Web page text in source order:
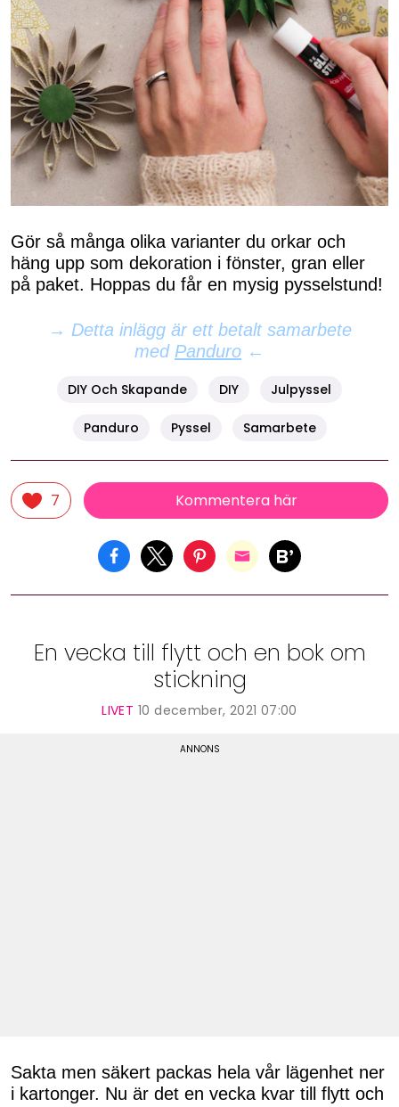
Gör så många olika varianter du orkar och
häng upp som dekoration i fönster, gran eller
på paket. Hoppas du får en mysig pysselstund!
→ Detta inlägg är ett betalt samarbete
med Panduro ←
DIY Och Skapande DIY Julpyssel
Panduro Pyssel Samarbete
7 Kommentera här
En vecka till flytt och en bok om
stickning
LIVET 10 december, 2021 07:00
Sakta men säkert packas hela vår lägenhet ner
i kartonger. Nu är det en vecka kvar till flytt och